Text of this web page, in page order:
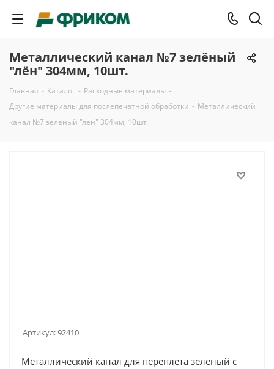
Металлический канал №7 зелёный
"лён" 304мм, 10шт.
Главная - Каталог - Расходные материалы -
Другие материалы для послепечатной обработки - Металлический
канал №7 зелёный "лён" 304мм, 10шт.
Артикул:92410
Металлический канал для переплета зелёный с